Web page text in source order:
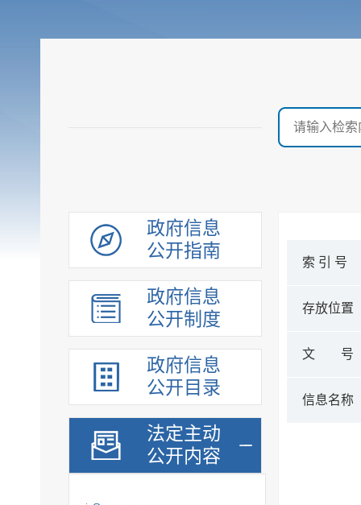
政府信息
公开指南
政府信息
公开制度
政府信息
公开目录
法定主动
公开内容
索 引 号
存放位置
文 号
信息名称